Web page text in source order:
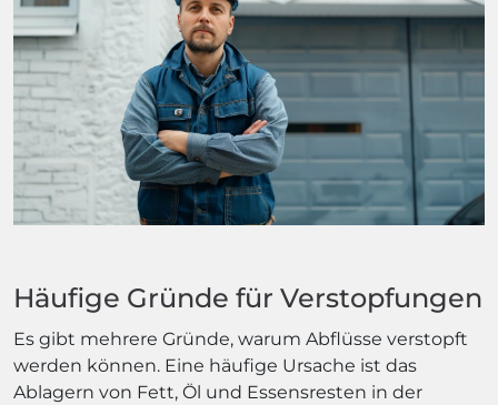
Häufige Gründe für Verstopfungen
Es gibt mehrere Gründe, warum Abflüsse verstopft
werden können. Eine häufige Ursache ist das
Ablagern von Fett, Öl und Essensresten in der